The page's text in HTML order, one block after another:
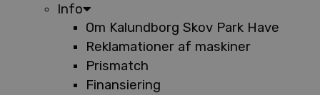
Info
Om Kalundborg Skov Park Have
Reklamationer af maskiner
Prismatch
Finansiering